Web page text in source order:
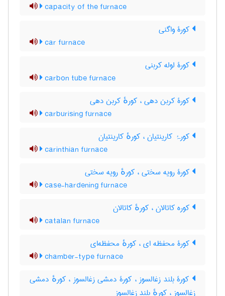
capacity of the furnace
کورۀ واگنی
car furnace
کورۀ لوله کربنی
carbon tube furnace
کورۀ کربن دهی ، کورهٔ کربن دهی
carburising furnace
کورۂ کارینتیان ، کورهٔ کارینتیان
carinthian furnace
کورۀ رویه سختی ، کورهٔ رویه سختی
case-hardening furnace
کوره کاتالان ، کورهٔ کاتالان
catalan furnace
کورۀ محفظه ای ، کورهٔ محفظه‌ای
chamber-type furnace
کورۀ بلند زغالسوز ، کورۀ دمشی زغالسوز ، کورهٔ دمشی
زغالسوز ، کورهٔ بلند زغالسوز